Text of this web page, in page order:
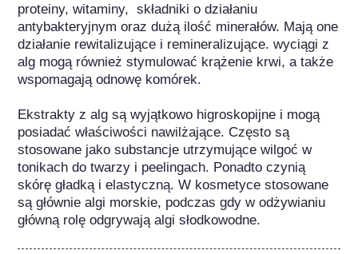
proteiny, witaminy,  składniki o działaniu
antybakteryjnym oraz dużą ilość minerałów. Mają one
działanie rewitalizujące i remineralizujące. wyciągi z
alg mogą również stymulować krążenie krwi, a także
wspomagają odnowę komórek.
Ekstrakty z alg są wyjątkowo higroskopijne i mogą
posiadać właściwości nawilżające. Często są
stosowane jako substancje utrzymujące wilgoć w
tonikach do twarzy i peelingach. Ponadto czynią
skórę gładką i elastyczną. W kosmetyce stosowane
są głównie algi morskie, podczas gdy w odżywianiu
główną rolę odgrywają algi słodkowodne.